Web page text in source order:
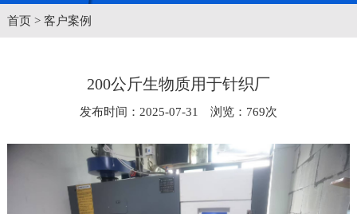
首页> 客户案例
200公斤生物质用于针织厂
发布时间：2025-07-31 浏览：769次